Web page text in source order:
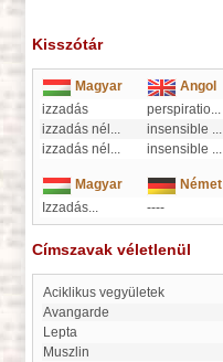
Kisszótár
Magyar
Angol
izzadás
perspiratio...
izzadás nél ... insensible ...
izzadás nél ... insensible ...
Magyar
Német
Izzadás...
----
Címszavak véletlenül
aciklikus vegyületek
Avangarde
Lepta
muszlin